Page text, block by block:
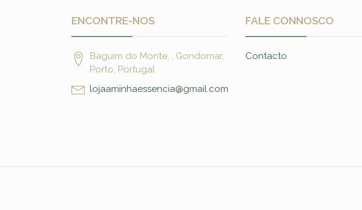
ENCONTRE-NOS
Baguim do Monte, , Gondomar,
Porto, Portugal
lojaaminhaessencia@gmail.com
FALE CONNOSCO
Contacto